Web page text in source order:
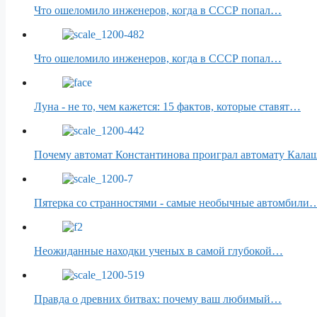
Что ошеломило инженеров, когда в СССР попал…
Что ошеломило инженеров, когда в СССР попал…
Луна - не то, чем кажется: 15 фактов, которые ставят…
Почему автомат Константинова проиграл автомату
Пятерка со странностями - самые необычные
Неожиданные находки ученых в самой глубокой…
Правда о древних битвах: почему ваш любимый…